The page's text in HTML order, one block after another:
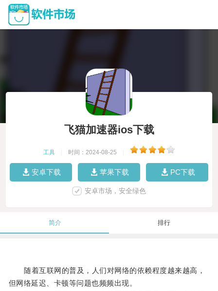
飞猫加速器ios下载
工具 时间：2024-08-25
安卓下载 苹果下载 PC下载
安卓市场，安全绿色
简介 排行
随着互联网的普及，人们对网络的依赖程度越来越高，
但网络延迟、卡顿等问题也频频出现。